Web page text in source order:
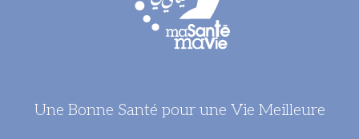
Une Bonne Santé pour une Vie Meilleure